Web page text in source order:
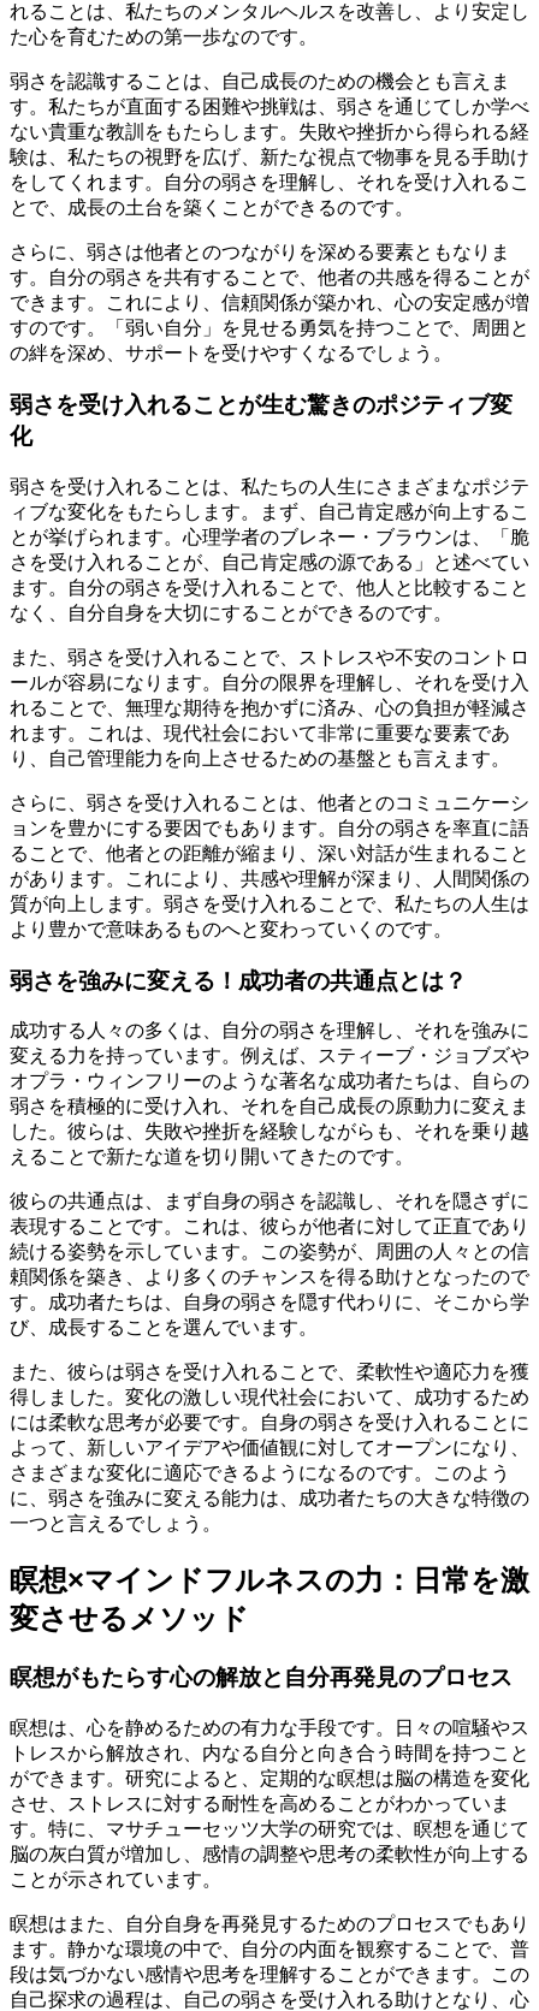
れることは、私たちのメンタルヘルスを改善し、より安定し
た心を育むための第一歩なのです。
弱さを認識することは、自己成長のための機会とも言えま
す。私たちが直面する困難や挑戦は、弱さを通じてしか学べ
ない貴重な教訓をもたらします。失敗や挫折から得られる経
験は、私たちの視野を広げ、新たな視点で物事を見る手助け
をしてくれます。自分の弱さを理解し、それを受け入れるこ
とで、成長の土台を築くことができるのです。
さらに、弱さは他者とのつながりを深める要素ともなりま
す。自分の弱さを共有することで、他者の共感を得ることが
できます。これにより、信頼関係が築かれ、心の安定感が増
すのです。「弱い自分」を見せる勇気を持つことで、周囲と
の絆を深め、サポートを受けやすくなるでしょう。
弱さを受け入れることが生む驚きのポジティブ変
化
弱さを受け入れることは、私たちの人生にさまざまなポジテ
ィブな変化をもたらします。まず、自己肯定感が向上するこ
とが挙げられます。心理学者のブレネー・ブラウンは、「脆
さを受け入れることが、自己肯定感の源である」と述べてい
ます。自分の弱さを受け入れることで、他人と比較すること
なく、自分自身を大切にすることができるのです。
また、弱さを受け入れることで、ストレスや不安のコントロ
ールが容易になります。自分の限界を理解し、それを受け入
れることで、無理な期待を抱かずに済み、心の負担が軽減さ
れます。これは、現代社会において非常に重要な要素であ
り、自己管理能力を向上させるための基盤とも言えます。
さらに、弱さを受け入れることは、他者とのコミュニケーシ
ョンを豊かにする要因でもあります。自分の弱さを率直に語
ることで、他者との距離が縮まり、深い対話が生まれること
があります。これにより、共感や理解が深まり、人間関係の
質が向上します。弱さを受け入れることで、私たちの人生は
より豊かで意味あるものへと変わっていくのです。
弱さを強みに変える！成功者の共通点とは？
成功する人々の多くは、自分の弱さを理解し、それを強みに
変える力を持っています。例えば、スティーブ・ジョブズや
オプラ・ウィンフリーのような著名な成功者たちは、自らの
弱さを積極的に受け入れ、それを自己成長の原動力に変えま
した。彼らは、失敗や挫折を経験しながらも、それを乗り越
えることで新たな道を切り開いてきたのです。
彼らの共通点は、まず自身の弱さを認識し、それを隠さずに
表現することです。これは、彼らが他者に対して正直であり
続ける姿勢を示しています。この姿勢が、周囲の人々との信
頼関係を築き、より多くのチャンスを得る助けとなったので
す。成功者たちは、自身の弱さを隠す代わりに、そこから学
び、成長することを選んでいます。
また、彼らは弱さを受け入れることで、柔軟性や適応力を獲
得しました。変化の激しい現代社会において、成功するため
には柔軟な思考が必要です。自身の弱さを受け入れることに
よって、新しいアイデアや価値観に対してオープンになり、
さまざまな変化に適応できるようになるのです。このよう
に、弱さを強みに変える能力は、成功者たちの大きな特徴の
一つと言えるでしょう。
瞑想×マインドフルネスの力：日常を激
変させるメソッド
瞑想がもたらす心の解放と自分再発見のプロセス
瞑想は、心を静めるための有力な手段です。日々の喧騒やス
トレスから解放され、内なる自分と向き合う時間を持つこと
ができます。研究によると、定期的な瞑想は脳の構造を変化
させ、ストレスに対する耐性を高めることがわかっていま
す。特に、マサチューセッツ大学の研究では、瞑想を通じて
脳の灰白質が増加し、感情の調整や思考の柔軟性が向上する
ことが示されています。
瞑想はまた、自分自身を再発見するためのプロセスでもあり
ます。静かな環境の中で、自分の内面を観察することで、普
段は気づかない感情や思考を理解することができます。この
自己探求の過程は、自己の弱さを受け入れる助けとなり、心